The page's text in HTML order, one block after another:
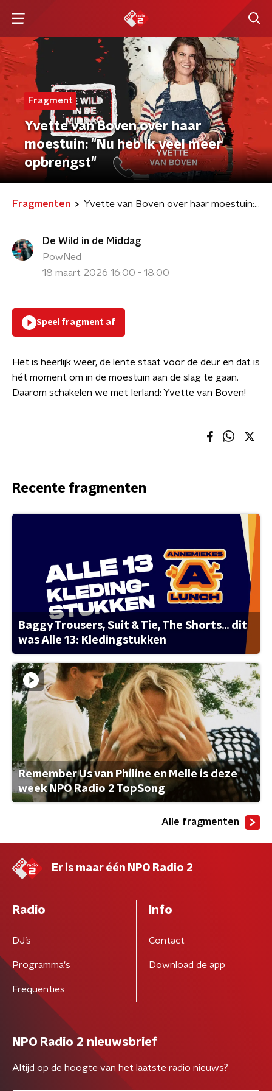
Fragment
Yvette van Boven over haar
moestuin: "Nu heb ik veel meer
opbrengst"
Fragmenten Yvette van Boven over haar moestuin: "Nu heb ik veel meer opbrengst"
De Wild in de Middag
PowNed
18 maart 2026 16:00 - 18:00
Speel fragment af
Het is heerlijk weer, de lente staat voor de deur en dat is
hét moment om in de moestuin aan de slag te gaan.
Daarom schakelen we met Ierland: Yvette van Boven!
Recente fragmenten
Baggy Trousers, Suit & Tie, The Shorts... dit
was Alle 13: Kledingstukken
Remember Us van Philine en Melle is deze
week NPO Radio 2 TopSong
Alle fragmenten
Er is maar één NPO Radio 2
Radio
DJ’s
Programma's
Frequenties
Info
Contact
Download de app
NPO Radio 2 nieuwsbrief
Altijd op de hoogte van het laatste radio nieuws?